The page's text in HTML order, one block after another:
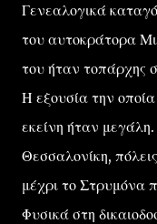
Γενεαλογικά
του αυτοκράτορα
του ήταν τοπάρχης
Η εξουσία την
εκείνη ήταν
Θεσσαλονίκη,
μέχρι το Στρυμόνα
Φυσικά στη